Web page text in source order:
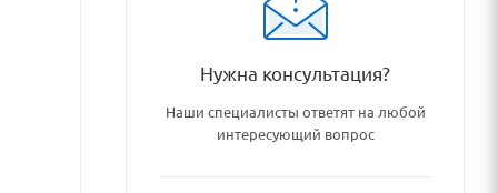
Нужна консультация?
Наши специалисты ответят на любой
интересующий вопрос